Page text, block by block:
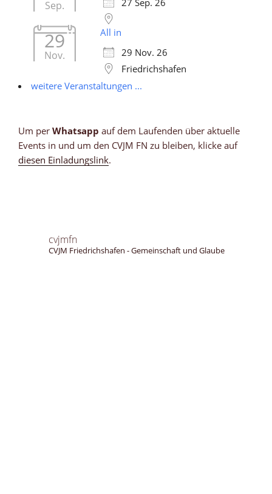
Sep.
27 Sep. 26
29
Nov.
All in
29 Nov. 26
Friedrichshafen
weitere Veranstaltungen ...
Um per Whatsapp auf dem Laufenden über aktuelle
Events in und um den CVJM FN zu bleiben, klicke auf
diesen Einladungslink.
cvjmfn
CVJM Friedrichshafen - Gemeinschaft und Glaube